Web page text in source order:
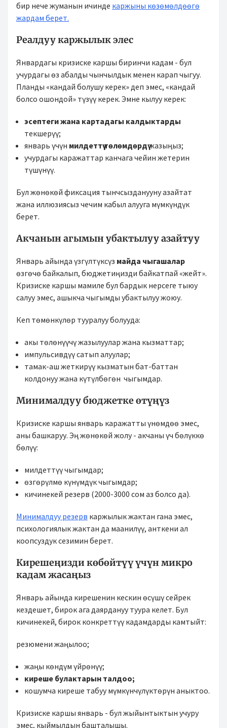
бир нече жуманын ичинде каржыны көзөмөлдөөгө
жардам берет.
Реалдуу каржылык элес
Январдагы кризиске каршы биринчи кадам - бул
учурдагы өз абалды чынчылдык менен карап чыгуу.
Планды «кандай болушу керек» деп эмес, «кандай
болсо ошондой» түзүү керек. Эмне кылуу керек:
эсептеги жана картадагы калдыктарды
текшерүү;
январь үчүн милдеттүү төлөмдөрдүжазыңыз;
учурдагы каражаттар канчага чейин жетерин
түшүнүү.
Бул жөнөкөй фиксация тынчсызданууну азайтат
жана иллюзиясыз чечим кабыл алууга мүмкүндүк
берет.
Акчанын агымын убактылуу азайтуу
Январь айында үзгүлтүксүз майда чыгашалар
өзгөчө байкалып, бюджетиңизди байкатпай «жейт».
Кризиске каршы мамиле бул бардык нерсеге тыюу
салуу эмес, ашыкча чыгымды убактылуу жоюу.
Кеп төмөнкүлөр тууралуу болууда:
акы төлөнүүчү жазылуулар жана кызматтар;
импульсивдүү сатып алуулар;
тамак-аш жеткирүү кызматын бат-баттан
колдонуу жана күтүлбөгөн чыгымдар.
Минималдуу бюджетке өтүңүз
Кризиске каршы январь каражатты үнөмдөө эмес,
аны башкаруу. Эң жөнөкөй жолу - акчаны үч бөлүккө
бөлүү:
милдеттүү чыгымдар;
өзгөрүлмө күнүмдүк чыгымдар;
кичинекей резерв (2000-3000 сом аз болсо да).
Минималдуу резерв каржылык жактан гана эмес,
психологиялык жактан да маанилүү, анткени ал
коопсуздук сезимин берет.
Кирешеңизди көбөйтүү үчүн микро
кадам жасаңыз
Январь айында кирешенин кескин өсүшү сейрек
кездешет, бирок ага даярдануу туура келет. Бул
кичинекей, бирок конкреттүү кадамдарды камтыйт:
резюмени жаңылоо;
жаңы көндүм үйрөнүү;
киреше булактарын талдоо;
кошумча киреше табуу мүмкүнчүлүктөрүн аныктоо.
Кризиске каршы январь - бул жыйынтыктын учуру
эмес, кыймылдын башталышы.